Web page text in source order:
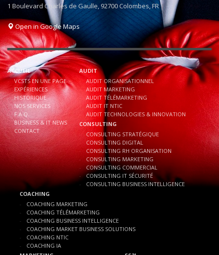
1 Boulevard Charles de Gaulle, 92700 Colombes, FR
Open in Google Maps
ACCUEIL
VCSTS EN UNE PAGE
EXPÉRIENCES
HISTORIQUE
NOS SERVICES
F.A.Q.
BUSINESS & IT NEWS
CONTACT
AUDIT
AUDIT ORGANISATIONNEL
AUDIT MARKETING
AUDIT TÉLÉMARKETING
AUDIT IT NTIC
AUDIT TECHNOLOGIES & INNOVATION
CONSULTING
CONSULTING STRATÉGIQUE
CONSULTING DIGITAL
CONSULTING RH ORGANISATION
CONSULTING MARKETING
CONSULTING COMMERCIAL
CONSULTING IT SÉCURITÉ
CONSULTING BUSINESS INTELLIGENCE
COACHING
COACHING MARKETING
COACHING TÉLÉMARKETING
COACHING BUSINESS INTELLIGENCE
COACHING MARKET BUSINESS SOLUTIONS
COACHING NTIC
COACHING IA